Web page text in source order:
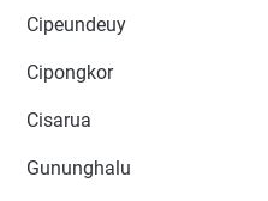
Cipeundeuy
Cipongkor
Cisarua
Gununghalu